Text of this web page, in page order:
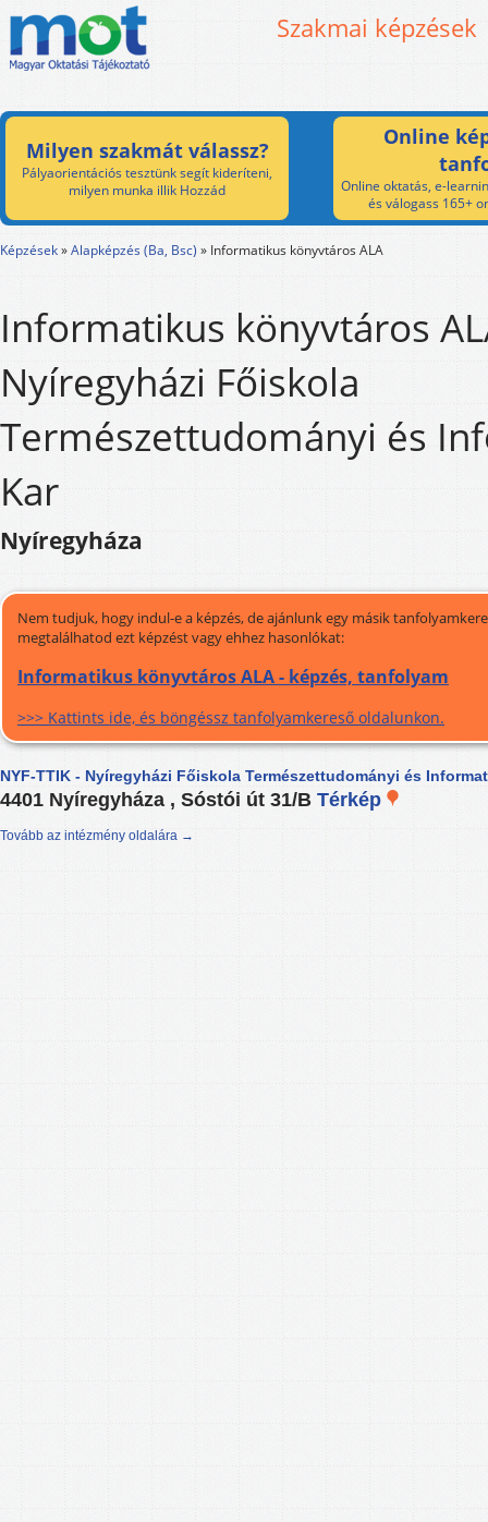
Szakmai képzések
Milyen szakmát válassz?
Pályaorientációs tesztünk segít kideríteni,
milyen munka illik Hozzád
Online
Online oktatás, e-
és válogass 165+
Képzések»Alapképzés (Ba, Bsc) » Informatikus könyvtáros ALA
Informatikus könyvtáros
Nyíregyházi Főiskola
Természettudományi és
Kar
Nyíregyháza
Nem tudjuk, hogy indul-e a képzés, de ajánlunk egy másik
megtalálhatod ezt képzést vagy ehhez hasonlókat:
Informatikus könyvtáros ALA - képzés, tanfolyam
>>> Kattints ide, és böngéssz tanfolyamkereső oldalunkon.
NYF-TTIK - Nyíregyházi Főiskola Természettudományi és
4401 Nyíregyháza , Sóstói út 31/B Térkép
Tovább az intézmény oldalára →